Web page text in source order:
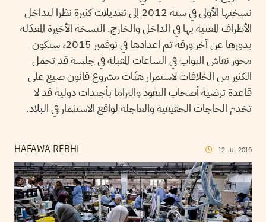
نسختها الأولى في سنة 2012 إلى تعديلات كثيرة نظرا لتداخل
الأطراف المعنية بها في الداخل والخارج. النسخة الأخيرة المعدّلة
بدورها عن آخر ورقة تم اعدادها في نوفمبر 2015، ستكون
محور نقاش النواب في الساعات المقبلة في جلسة قد تحمل
الكثير من الخلافات لاستمرار هنّات مشروع قانون صيغ على
قاعدة ترضية أصحاب النفوذ والتزاما بأجندات دولية قد لا
تخدم الحاجات الحقيقية والعاجلة لواقع الاستثمار في البلاد.
HAFAWA REBHI 12 Jul 2016